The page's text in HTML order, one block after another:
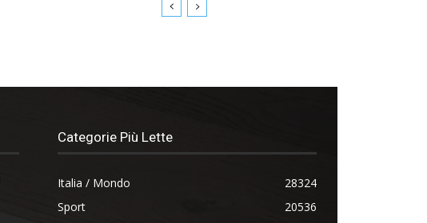
Categorie Più Lette
Italia / Mondo
28324
Sport
20536